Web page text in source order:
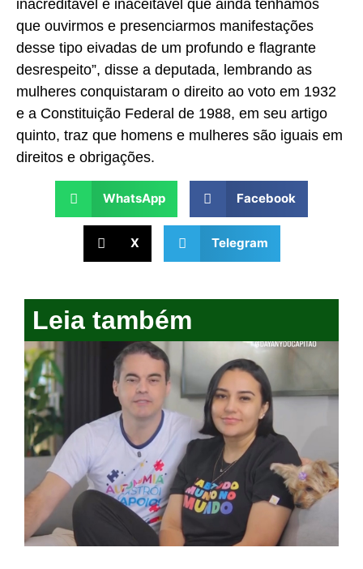
inacreditável e inaceitável que ainda tenhamos
que ouvirmos e presenciarmos manifestações
desse tipo eivadas de um profundo e flagrante
desrespeito”, disse a deputada, lembrando as
mulheres conquistaram o direito ao voto em 1932
e a Constituição Federal de 1988, em seu artigo
quinto, traz que homens e mulheres são iguais em
direitos e obrigações.
WhatsApp Facebook
X Telegram
Leia também